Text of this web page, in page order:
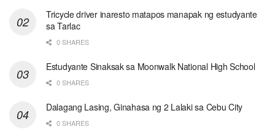
Tricycle driver inaresto matapos manapak ng estudyante
sa Tarlac
0 SHARES
Estudyante Sinaksak sa Moonwalk National High School
0 SHARES
Dalagang Lasing, Ginahasa ng 2 Lalaki sa Cebu City
0 SHARES